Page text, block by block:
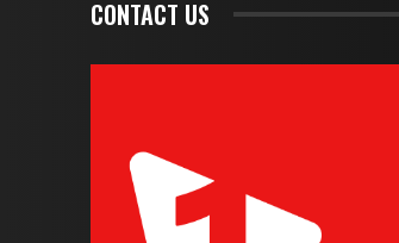
CONTACT US